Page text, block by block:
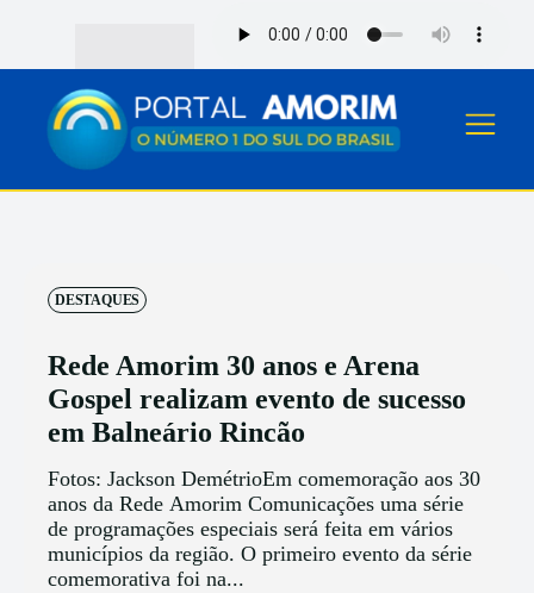
DESTAQUES
Rede Amorim 30 anos e Arena
Gospel realizam evento de sucesso
em Balneário Rincão
Fotos: Jackson DemétrioEm comemoração aos 30
anos da Rede Amorim Comunicações uma série
de programações especiais será feita em vários
municípios da região. O primeiro evento da série
comemorativa foi na...